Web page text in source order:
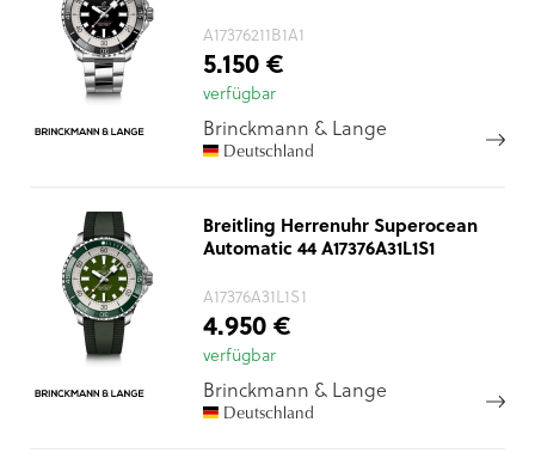
A17376211B1A1
5.150 €
verfügbar
Brinckmann & Lange
Deutschland
Breitling Herrenuhr Superocean
Automatic 44 A17376A31L1S1
A17376A31L1S1
4.950 €
verfügbar
Brinckmann & Lange
Deutschland